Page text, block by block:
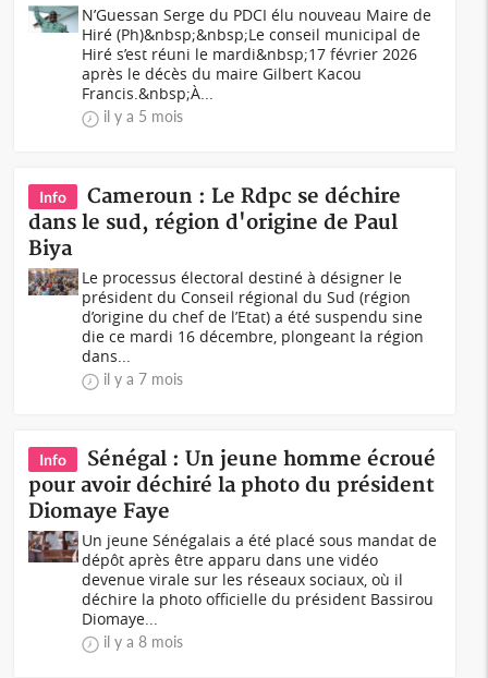
N’Guessan Serge du PDCI élu nouveau Maire de
Hiré (Ph)&nbsp;&nbsp;Le conseil municipal de
Hiré s’est réuni le mardi&nbsp;17 février 2026
après le décès du maire Gilbert Kacou
Francis.&nbsp;À...
il y a 5 mois
Info
Cameroun : Le Rdpc se déchire
dans le sud, région d'origine de Paul
Biya
Le processus électoral destiné à désigner le
président du Conseil régional du Sud (région
d’origine du chef de l’Etat) a été suspendu sine
die ce mardi 16 décembre, plongeant la région
dans...
il y a 7 mois
Info
Sénégal : Un jeune homme écroué
pour avoir déchiré la photo du président
Diomaye Faye
Un jeune Sénégalais a été placé sous mandat de
dépôt après être apparu dans une vidéo
devenue virale sur les réseaux sociaux, où il
déchire la photo officielle du président Bassirou
Diomaye...
il y a 8 mois